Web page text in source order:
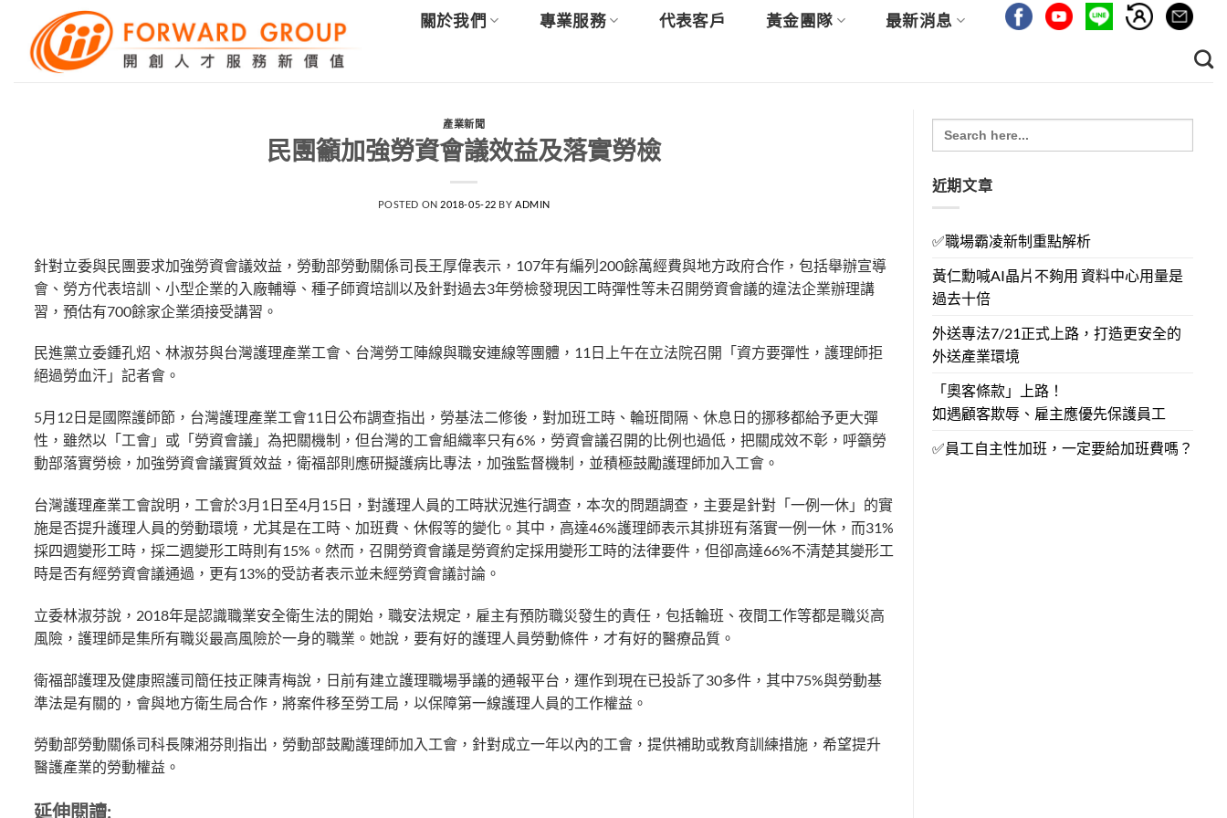
content
關於我們 專業服務 代表客戶 黃金團隊 最新消息
產業新聞
民團籲加強勞資會議效益及落實勞檢
POSTED ON 2018-05-22 BY ADMIN
針對立委與民團要求加強勞資會議效益，勞動部勞動關係司長王厚偉表示，107年有編列200餘萬經費與地方政府合作，包括舉辦宣導
會、勞方代表培訓、小型企業的入廠輔導、種子師資培訓以及針對過去3年勞檢發現因工時彈性等未召開勞資會議的違法企業辦理講
習，預估有700餘家企業須接受講習。
民進黨立委鍾孔炤、林淑芬與台灣護理產業工會、台灣勞工陣線與職安連線等團體，11日上午在立法院召開「資方要彈性，護理師拒
絕過勞血汗」記者會。
5月12日是國際護師節，台灣護理產業工會11日公布調查指出，勞基法二修後，對加班工時、輪班間隔、休息日的挪移都給予更大彈
性，雖然以「工會」或「勞資會議」為把關機制，但台灣的工會組織率只有6%，勞資會議召開的比例也過低，把關成效不彰，呼籲勞
動部落實勞檢，加強勞資會議實質效益，衛福部則應研擬護病比專法，加強監督機制，並積極鼓勵護理師加入工會。
台灣護理產業工會說明，工會於3月1日至4月15日，對護理人員的工時狀況進行調查，本次的問題調查，主要是針對「一例一休」的實
施是否提升護理人員的勞動環境，尤其是在工時、加班費、休假等的變化。其中，高達46%護理師表示其排班有落實一例一休，而31%
採四週變形工時，採二週變形工時則有15%。然而，召開勞資會議是勞資約定採用變形工時的法律要件，但卻高達66%不清楚其變形工
時是否有經勞資會議通過，更有13%的受訪者表示並未經勞資會議討論。
立委林淑芬說，2018年是認識職業安全衛生法的開始，職安法規定，雇主有預防職災發生的責任，包括輪班、夜間工作等都是職災高
風險，護理師是集所有職災最高風險於一身的職業。她說，要有好的護理人員勞動條件，才有好的醫療品質。
衛福部護理及健康照護司簡任技正陳青梅說，日前有建立護理職場爭議的通報平台，運作到現在已投訴了30多件，其中75%與勞動基
準法是有關的，會與地方衛生局合作，將案件移至勞工局，以保障第一線護理人員的工作權益。
勞動部勞動關係司科長陳湘芬則指出，勞動部鼓勵護理師加入工會，針對成立一年以內的工會，提供補助或教育訓練措施，希望提升
醫護產業的勞動權益。
延伸閱讀:
Search
for:
近期文章
✅職場霸凌新制重點解析
黃仁勳喊AI晶片不夠用 資料中心用量是
過去十倍
外送專法7/21正式上路，打造更安全的
外送產業環境
「奧客條款」上路！
如遇顧客欺辱、雇主應優先保護員工
✅員工自主性加班，一定要給加班費嗎？